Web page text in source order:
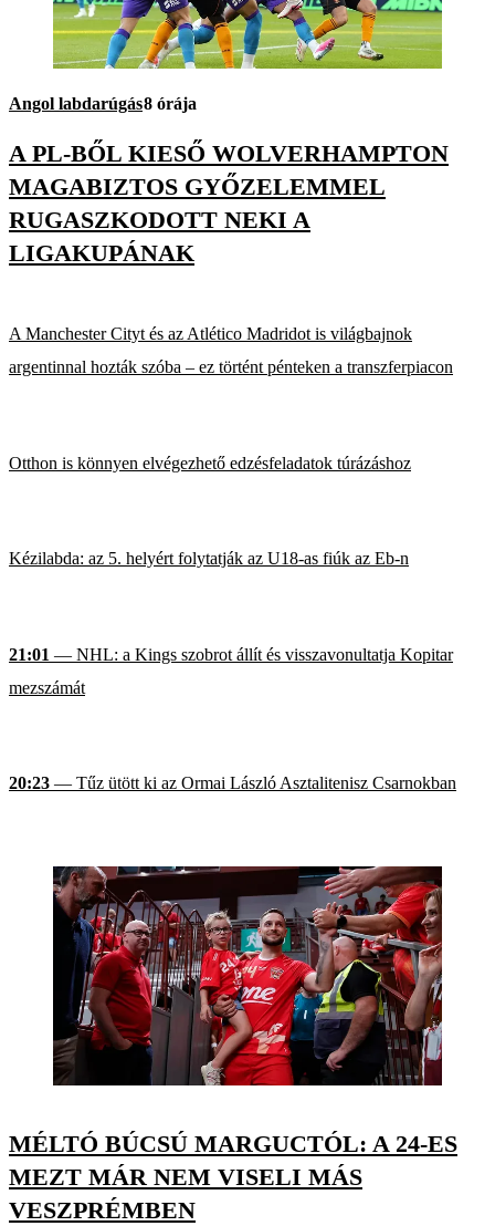
Angol labdarúgás8 órája
A PL-BŐL KIESŐ WOLVERHAMPTON
MAGABIZTOS GYŐZELEMMEL
RUGASZKODOTT NEKI A
LIGAKUPÁNAK
A Manchester Cityt és az Atlético Madridot is világbajnok
argentinnal hozták szóba – ez történt pénteken a transzferpiacon
Otthon is könnyen elvégezhető edzésfeladatok túrázáshoz
Kézilabda: az 5. helyért folytatják az U18-as fiúk az Eb-n
21:01 — NHL: a Kings szobrot állít és visszavonultatja Kopitar
mezszámát
20:23 — Tűz ütött ki az Ormai László Asztalitenisz Csarnokban
MÉLTÓ BÚCSÚ MARGUCTÓL: A 24-ES
MEZT MÁR NEM VISELI MÁS
VESZPRÉMBEN